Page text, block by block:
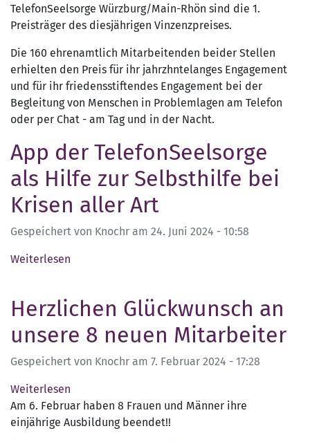
Vinzenzpreises
2024
TelefonSeelsorge Würzburg/Main-Rhön sind die 1.
Preisträger des diesjährigen Vinzenzpreises.
Die 160 ehrenamtlich Mitarbeitenden beider Stellen
erhielten den Preis für ihr jahrzhntelanges Engagement
und für ihr friedensstiftendes Engagement bei der
Begleitung von Menschen in Problemlagen am Telefon
oder per Chat - am Tag und in der Nacht.
App der TelefonSeelsorge
als Hilfe zur Selbsthilfe bei
Krisen aller Art
Gespeichert von Knochr am 24. Juni 2024 - 10:58
Weiterlesen
TelefonSeelsorge
Hilfe
zur
Krisen
aller
Herzlichen Glückwunsch an
unsere 8 neuen Mitarbeiter
Gespeichert von Knochr am 7. Februar 2024 - 17:28
Weiterlesen
Herzlichen
Glückwunsch
Am 6. Februar haben 8 Frauen und Männer ihre
einjährige Ausbildung beendet!!